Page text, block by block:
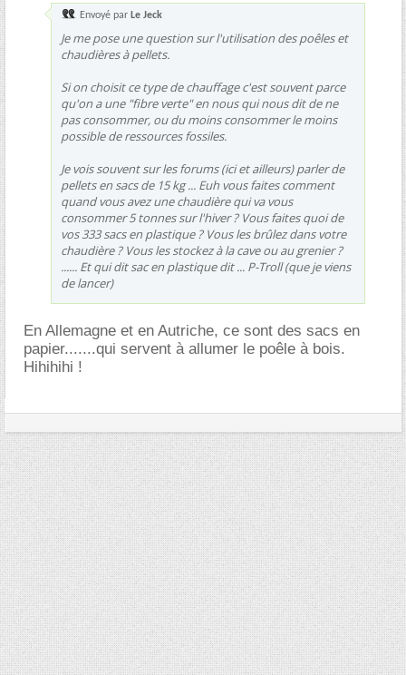
Envoyé par Le Jeck
Je me pose une question sur l'utilisation des poêles et
chaudières à pellets.
Si on choisit ce type de chauffage c'est souvent parce
qu'on a une "fibre verte" en nous qui nous dit de ne
pas consommer, ou du moins consommer le moins
possible de ressources fossiles.
Je vois souvent sur les forums (ici et ailleurs) parler de
pellets en sacs de 15 kg ... Euh vous faites comment
quand vous avez une chaudière qui va vous
consommer 5 tonnes sur l'hiver ? Vous faites quoi de
vos 333 sacs en plastique ? Vous les brûlez dans votre
chaudière ? Vous les stockez à la cave ou au grenier ?
...... Et qui dit sac en plastique dit ... P-Troll (que je viens
de lancer)
En Allemagne et en Autriche, ce sont des sacs en
papier.......qui servent à allumer le poêle à bois.
Hihihihi !